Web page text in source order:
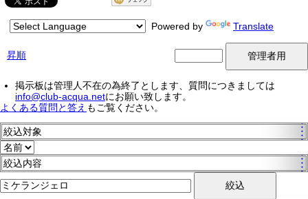
Powered by Translate
昇順
掲示板は管理人不在の為終了とします、質問につきましては
info@club-acqua.netにお願い致します。
よくある質問と答え もご覧ください。
絞込対象
絞込内容